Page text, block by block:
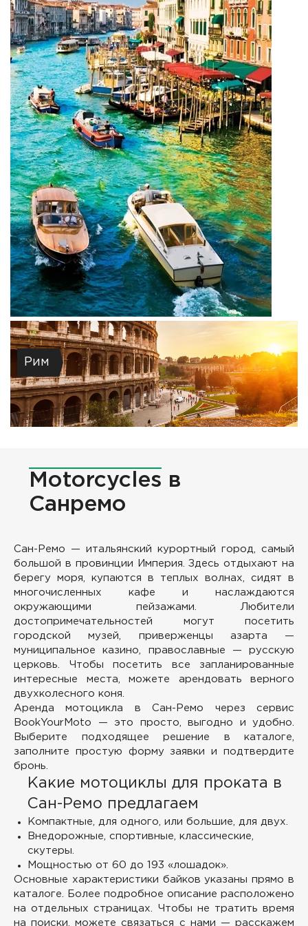
Рим
Motorcycles в
Санремо
Сан-Ремо — итальянский курортный город, самый
большой в провинции Империя. Здесь отдыхают на
берегу моря, купаются в теплых волнах, сидят в
многочисленных кафе и наслаждаются
окружающими пейзажами. Любители
достопримечательностей могут посетить
городской музей, приверженцы азарта —
муниципальное казино, православные — русскую
церковь. Чтобы посетить все запланированные
интересные места, можете арендовать верного
двухколесного коня.
Аренда мотоцикла в Сан-Ремо через сервис
BookYourMoto — это просто, выгодно и удобно.
Выберите подходящее решение в каталоге,
заполните простую форму заявки и подтвердите
бронь.
Какие мотоциклы для проката в
Сан-Ремо предлагаем
Компактные, для одного, или большие, для двух.
Внедорожные, спортивные, классические,
скутеры.
Мощностью от 60 до 193 «лошадок».
Основные характеристики байков указаны прямо в
каталоге. Более подробное описание расположено
на отдельных страницах. Чтобы не тратить время
на поиски, можете связаться с нами — расскажем